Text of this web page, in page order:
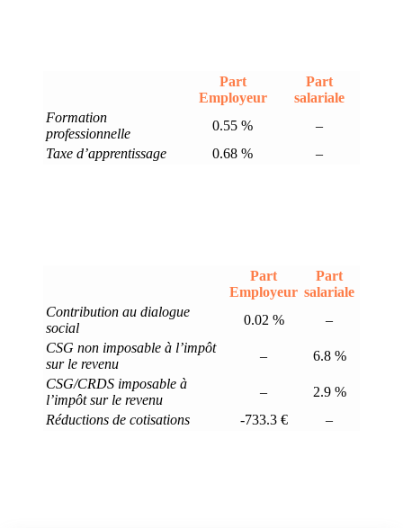
Part
Employeur
Part
salariale
Formation
professionnelle
0.55 %
–
Taxe d’apprentissage
0.68 % –
Part
Employeur
Part
salariale
Contribution au dialogue
social
0.02 %
–
CSG non imposable à l’impôt
sur le revenu
–
6.8 %
CSG/CRDS imposable à
l’impôt sur le revenu
–
2.9 %
Réductions de cotisations
-733.3 € –